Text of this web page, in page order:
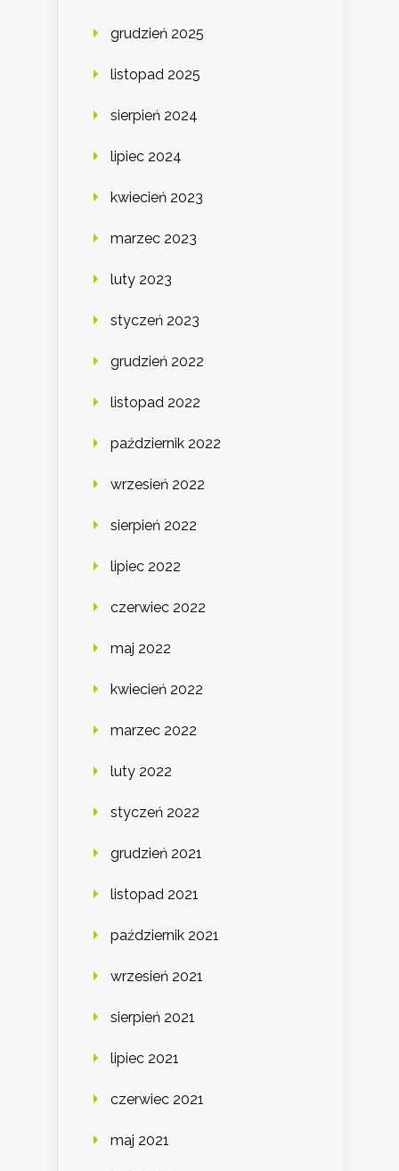
grudzień 2025
listopad 2025
sierpień 2024
lipiec 2024
kwiecień 2023
marzec 2023
luty 2023
styczeń 2023
grudzień 2022
listopad 2022
październik 2022
wrzesień 2022
sierpień 2022
lipiec 2022
czerwiec 2022
maj 2022
kwiecień 2022
marzec 2022
luty 2022
styczeń 2022
grudzień 2021
listopad 2021
październik 2021
wrzesień 2021
sierpień 2021
lipiec 2021
czerwiec 2021
maj 2021